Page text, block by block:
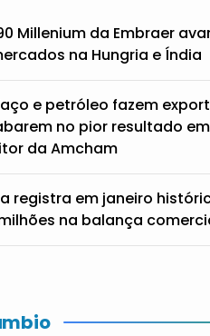
Millenium da Embraer
na Hungria e Índia
e petróleo fazem
no pior resultado
da Amcham
registra em janeiro
na balança